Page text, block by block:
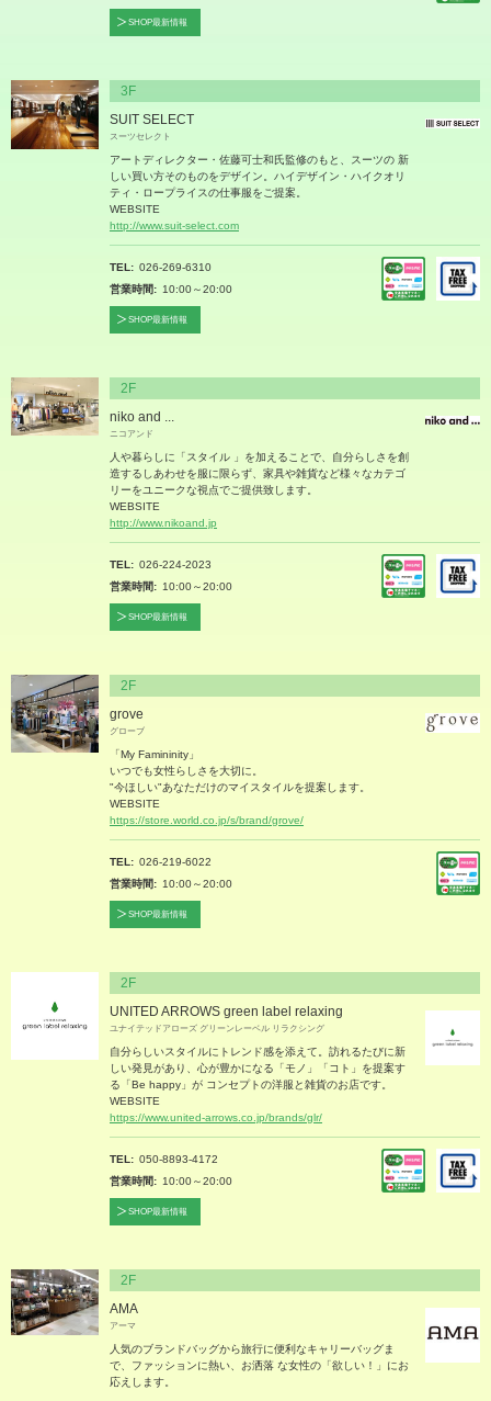
SHOP最新情報
3F
SUIT SELECT
スーツセレクト
アートディレクター・佐藤可士和氏監修のもと、スーツの 新
しい買い方そのものをデザイン。ハイデザイン・ハイクオリ
ティ・ロープライスの仕事服をご提案。
WEBSITE
http://www.suit-select.com
TEL
026-269-6310
営業時間
10:00～20:00
SHOP最新情報
2F
niko and ...
ニコアンド
人や暮らしに「スタイル 」を加えることで、自分らしさを創
造するしあわせを服に限らず、家具や雑貨など様々なカテゴ
リーをユニークな視点でご提供致します。
WEBSITE
http://www.nikoand.jp
TEL
026-224-2023
営業時間
10:00～20:00
SHOP最新情報
2F
grove
グローブ
「My Famininity」
いつでも女性らしさを大切に。
"今ほしい"あなただけのマイスタイルを提案します。
WEBSITE
https://store.world.co.jp/s/brand/grove/
TEL
026-219-6022
営業時間
10:00～20:00
SHOP最新情報
2F
UNITED ARROWS green label relaxing
ユナイテッドアローズ グリーンレーベル リラクシング
自分らしいスタイルにトレンド感を添えて。訪れるたびに新
しい発見があり、心が豊かになる「モノ」「コト」を提案す
る「Be happy」が コンセプトの洋服と雑貨のお店です。
WEBSITE
https://www.united-arrows.co.jp/brands/glr/
TEL
050-8893-4172
営業時間
10:00～20:00
SHOP最新情報
2F
AMA
アーマ
人気のブランドバッグから旅行に便利なキャリーバッグま
で、ファッションに熱い、お洒落 な女性の「欲しい！」にお
応えします。